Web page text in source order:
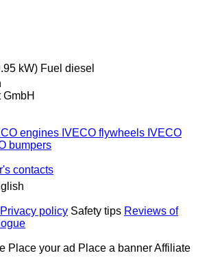
kW) Fuel diesel
engines IVECO flywheels IVECO
bumpers
contacts
Privacy policy Safety tips Reviews of
Place your ad Place a bannerAffiliate